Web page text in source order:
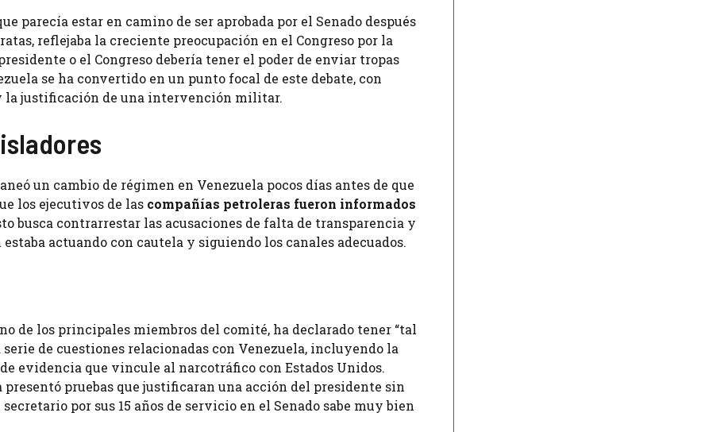
parecía estar en camino de ser aprobada por el Senado después
reflejaba la creciente preocupación en el Congreso por la
o el Congreso debería tener el poder de enviar tropas
se ha convertido en un punto focal de este debate, con
la justificación de una intervención militar.
un cambio de régimen en Venezuela pocos días antes de que
los ejecutivos de las compañías petroleras fueron informados
busca contrarrestar las acusaciones de falta de transparencia y
actuando con cautela y siguiendo los canales adecuados.
de los principales miembros del comité, ha declarado tener “tal
de cuestiones relacionadas con Venezuela, incluyendo la
que vincule al narcotráfico con Estados Unidos.
pruebas que justificaran una acción del presidente sin
por sus 15 años de servicio en el Senado sabe muy bien